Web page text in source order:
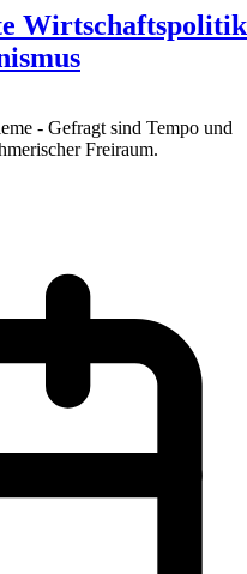
Wirtschaftspolitik
- Gefragt sind Tempo und
Freiraum.